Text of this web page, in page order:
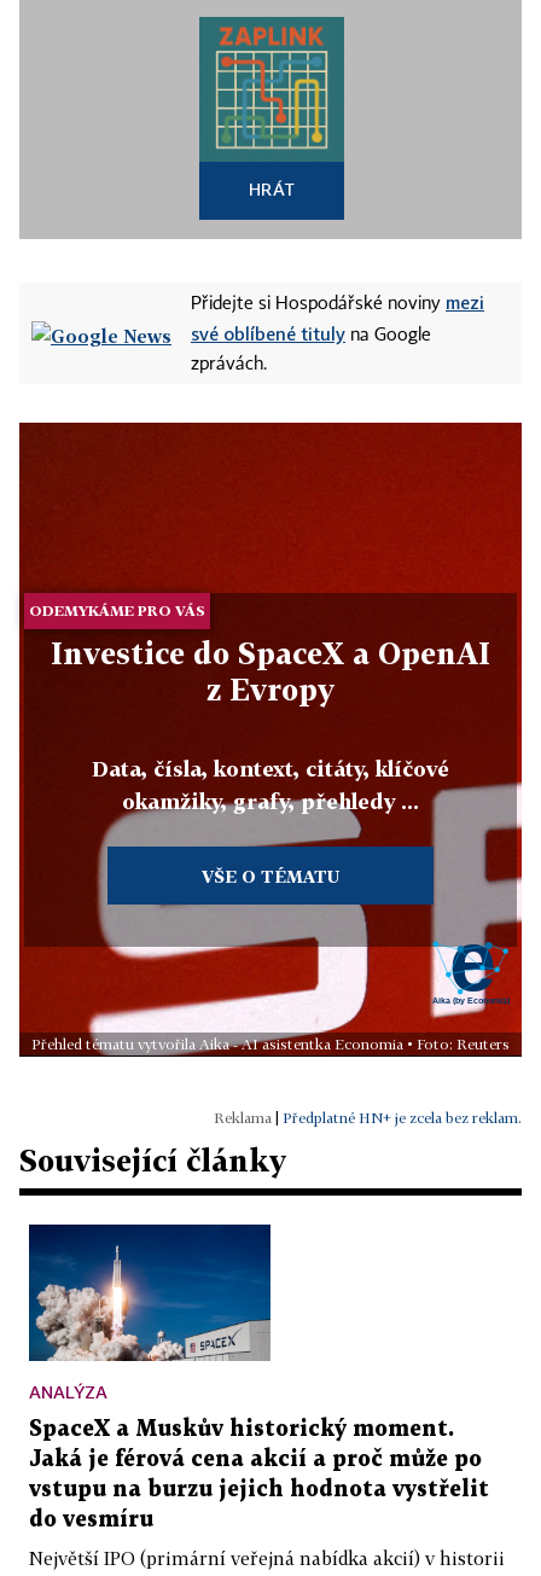
HRÁT
Přidejte si Hospodářské noviny mezi
své oblíbené tituly na Google
zprávách.
ODEMYKÁME PRO VÁS
Investice do SpaceX a OpenAI
z Evropy
Data, čísla, kontext, citáty, klíčové
okamžiky, grafy, přehledy ...
VŠE O TÉMATU
Přehled tématu vytvořila Aika - AI asistentka Economia • Foto: Reuters
Předplatné HN+ je zcela bez reklam.
Související články
ANALÝZA
SpaceX a Muskův historický moment.
Jaká je férová cena akcií a proč může po
vstupu na burzu jejich hodnota vystřelit
do vesmíru
Největší IPO (primární veřejná nabídka akcií) v historii